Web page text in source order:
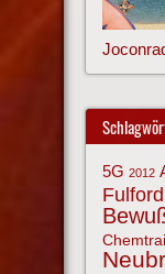
5G 2012
Fulford